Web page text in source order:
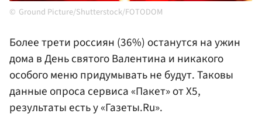
Ground Picture/Shutterstock/FOTODOM
Более трети россиян (36%) останутся на ужин
дома в День святого Валентина и никакого
особого меню придумывать не будут. Таковы
данные опроса сервиса «Пакет» от Х5,
результаты есть у «Газеты.Ru».